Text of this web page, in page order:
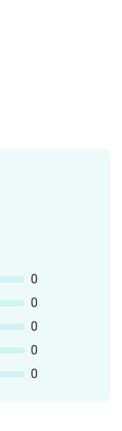
0
0
0
0
0